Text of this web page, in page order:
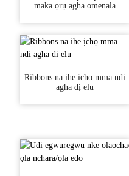
maka ọrụ agha omenala
Ribbons na ihe ịchọ mma ndị
agha dị elu